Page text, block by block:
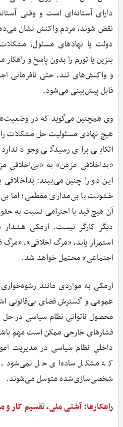
دارای آستانه‌ای است و وقتی
نقض شوند، مردم واکنش نشان
دولت یا نهادهای مسئول،
بنزین یا تورم را بدون پاسخ و
و واکنش‌های تند، حتی نافرمانی
قابل پیش‌بینی می‌شود.
وی همچنین می‌گوید که در
هیچ نهادی مسئولیت حل مشکلات را
اتکایی برای رسیدگی وجود
«بداخلاقی مزمن» به
این دو را چنین می‌بیند: بداخلاقی
خشونت یا بی‌مداری مقطعی؛ اما
آن هیچ قید یا احترامی نسبت به
دیگر کارگر نیست. ارمکی
استمرار یابد، «مرگ اخلاقی»،
اجتماعی» محتمل خواهد شد.
ارمکی به مواردی مانند
عمومی و گسترش فضای بی‌قانونی
محصول ناتوانی نظام سیاسی در حل
فشارهای خارجی ممکن است مهم
داخلیِ نظام سیاسی در مدیریت
که مشکل ساده‌ای حل نمی‌شود،
شخصی‌سازی‌شده متوسل می‌شوند.
راهکارها: آشتی ملی، تقسیم‌ کار